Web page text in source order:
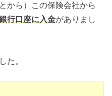
から）この保険会社から
行口座に入金がありまし
た。